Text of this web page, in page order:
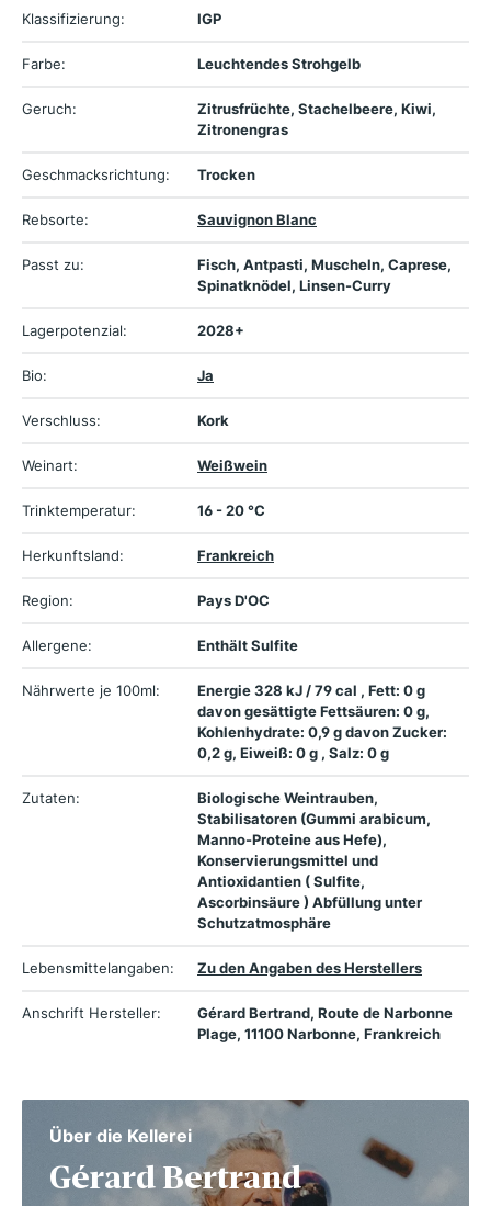
Klassifizierung: IGP
Farbe: Leuchtendes Strohgelb
Geruch:
Zitrusfrüchte, Stachelbeere, Kiwi,
Zitronengras
Geschmacksrichtung: Trocken
Rebsorte: Sauvignon Blanc
Passt zu:
Fisch, Antpasti, Muscheln, Caprese,
Spinatknödel, Linsen-Curry
Lagerpotenzial: 2028+
Bio: Ja
Verschluss: Kork
Weinart: Weißwein
Trinktemperatur: 16 - 20 °C
Herkunftsland: Frankreich
Region: Pays D'OC
Allergene: Enthält Sulfite
Nährwerte je 100ml:
Energie 328 kJ / 79 cal , Fett: 0 g
davon gesättigte Fettsäuren: 0 g,
Kohlenhydrate: 0,9 g davon Zucker:
0,2 g, Eiweiß: 0 g , Salz: 0 g
Zutaten:
Biologische Weintrauben,
Stabilisatoren (Gummi arabicum,
Manno-Proteine aus Hefe),
Konservierungsmittel und
Antioxidantien ( Sulfite,
Ascorbinsäure ) Abfüllung unter
Schutzatmosphäre
Lebensmittelangaben: Zu den Angaben des Herstellers
Anschrift Hersteller:
Gérard Bertrand, Route de Narbonne
Plage, 11100 Narbonne, Frankreich
Über die Kellerei
Gérard Bertrand